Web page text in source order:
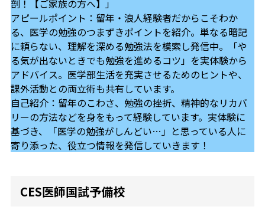
剖！【ご家族の方へ】」
アピールポイント：留年・浪人経験者だからこそわか
る、医学の勉強のつまずきポイントを紹介。単なる暗記
に頼らない、理解を深める勉強法を模索し発信中。「や
る気が出ないときでも勉強を進めるコツ」を実体験から
アドバイス。医学部生活を充実させるためのヒントや、
課外活動との両立術も共有しています。
自己紹介：留年のこわさ、勉強の挫折、精神的なリカバ
リーの方法などを身をもって経験しています。実体験に
基づき、「医学の勉強がしんどい…」と思っている人に
寄り添った、役立つ情報を発信していきます！
CES医師国試予備校